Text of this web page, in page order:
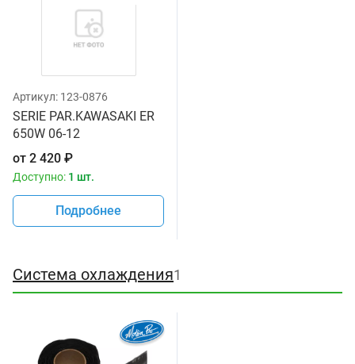
Артикул: 123-0876
SERIE PAR.KAWASAKI ER
650W 06-12
от 2 420 ₽
Доступно: 1 шт.
Подробнее
Система охлаждения1